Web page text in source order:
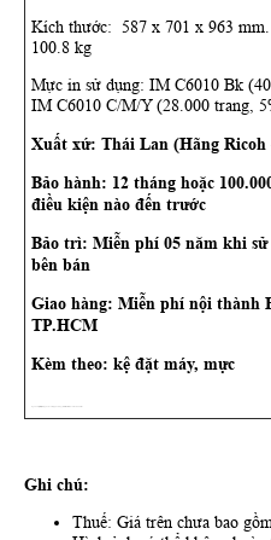
Kích thước: 587 x 701 x 963
100.8 kg
Mực in sử dụng: IM C6010 Bk
IM C6010 C/M/Y (28.000 trang,
Xuất xứ: Thái Lan (Hãng Ricoh
Bảo hành: 12 tháng hoặc
điều kiện nào đến trước
Bảo trì: Miễn phí 05 năm khi
bên bán
Giao hàng: Miễn phí nội thành
TP.HCM
Kèm theo: kệ đặt máy, mực
Ghi chú:
Thuế: Giá trên chưa bao